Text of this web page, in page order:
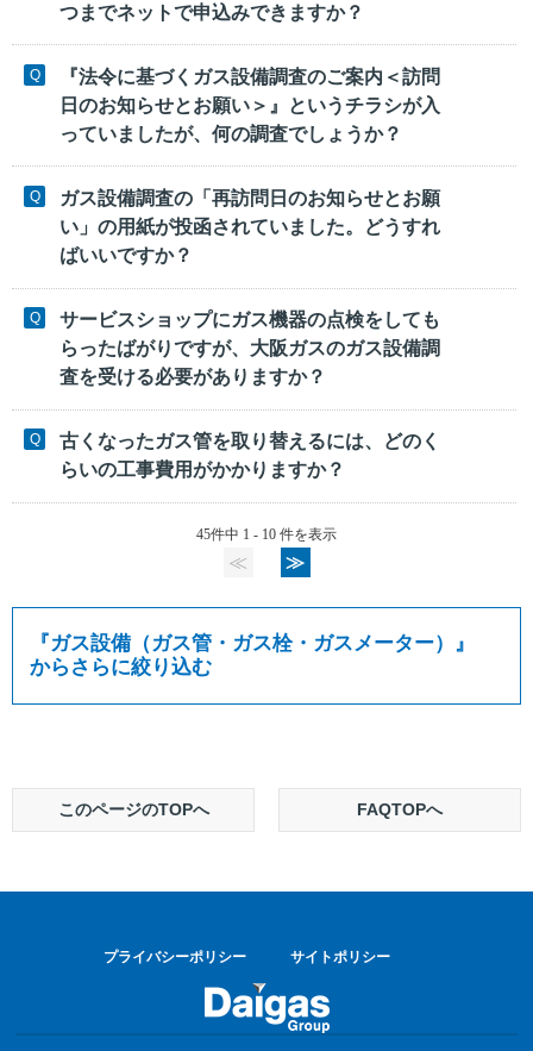
つまでネットで申込みできますか？
『法令に基づくガス設備調査のご案内＜訪問
日のお知らせとお願い＞』というチラシが入
っていましたが、何の調査でしょうか？
ガス設備調査の「再訪問日のお知らせとお願
い」の用紙が投函されていました。どうすれ
ばいいですか？
サービスショップにガス機器の点検をしても
らったばがりですが、大阪ガスのガス設備調
査を受ける必要がありますか？
古くなったガス管を取り替えるには、どのく
らいの工事費用がかかりますか？
45件中 1 - 10 件を表示
≪ ≫
『ガス設備（ガス管・ガス栓・ガスメーター） 』
からさらに絞り込む
このページのTOPへ FAQTOPへ
プライバシーポリシー サイトポリシー